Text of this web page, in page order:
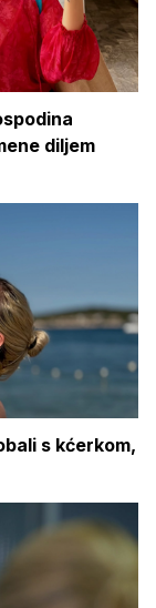
diljem
s kćerkom,